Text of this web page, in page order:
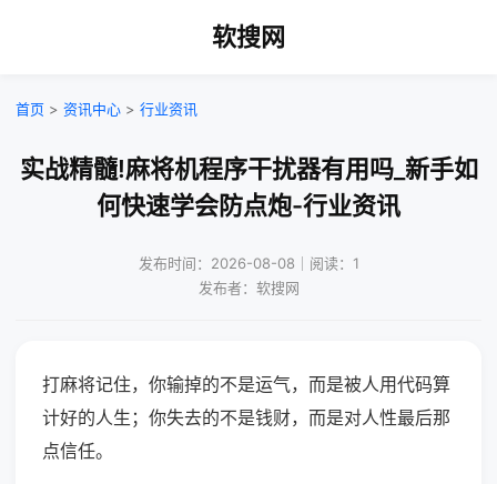
软搜网
首页 > 资讯中心 > 行业资讯
实战精髓!麻将机程序干扰器有用吗_新手如
何快速学会防点炮-行业资讯
发布时间：2026-08-08｜阅读：1
发布者：软搜网
打麻将记住，你输掉的不是运气，而是被人用代码算
计好的人生；你失去的不是钱财，而是对人性最后那
点信任。